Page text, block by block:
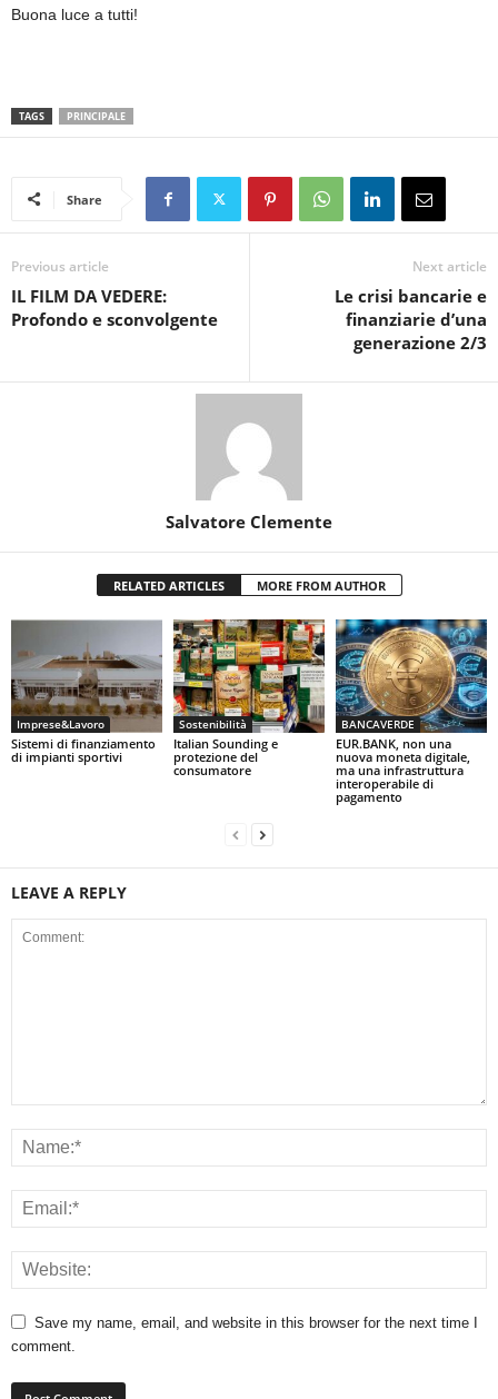
Buona luce a tutti!
TAGS PRINCIPALE
Share
Previous article
IL FILM DA VEDERE:
Profondo e sconvolgente
Next article
Le crisi bancarie e
finanziarie d’una
generazione 2/3
Salvatore Clemente
RELATED ARTICLES MORE FROM AUTHOR
Imprese&Lavoro
Sistemi di finanziamento
di impianti sportivi
Sostenibilità
Italian Sounding e
protezione del
consumatore
BANCAVERDE
EUR.BANK, non una
nuova moneta digitale,
ma una infrastruttura
interoperabile di
pagamento
LEAVE A REPLY
Save my name, email, and website in this browser for the next time I
comment.